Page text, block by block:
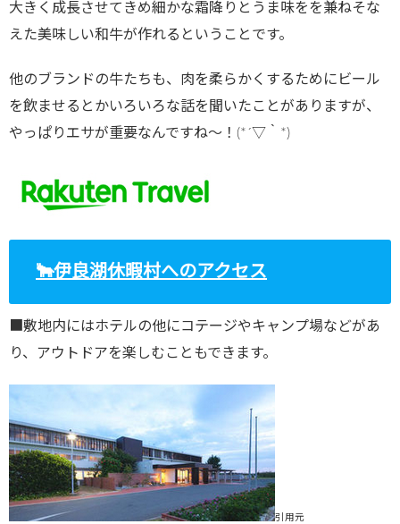
大きく成長させてきめ細かな霜降りとうま味をを兼ねそな
えた美味しい和牛が作れるということです。
他のブランドの牛たちも、肉を柔らかくするためにビール
を飲ませるとかいろいろな話を聞いたことがありますが、
やっぱりエサが重要なんですね～！(*´▽｀*)
🐂伊良湖休暇村へのアクセス
■敷地内にはホテルの他にコテージやキャンプ場などがあ
り、アウトドアを楽しむこともできます。
引用元